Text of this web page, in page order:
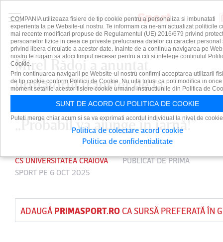
Mirel Rădoi a anunţat
următorul transfer de la
Universitatea Craiova:
„Probabil va ajunge în iarnă!”
CS UNIVERSITATEA CRAIOVA PUBLICAT DEPRIMA
SPORT PE 6 OCT 2025
ADAUGĂ PRIMASPORT.ROCA SURSĂ PREFERATĂ ÎN
COMPANIA utilizeaza fisiere de tip cookie pentru a personaliza si imbunatati
experienta ta pe Website-ul nostru. Te informam ca ne-am actualizat politicile
mai recente modificari propuse de Regulamentul (UE) 2016/679 privind
persoanelor fizice in ceea ce priveste prelucrarea datelor cu caracter personal
privind libera circulatie a acestor date. Inainte de a continua navigarea pe
nostru te rugam sa aloci timpul necesar pentru a citi si intelege continutul
Cookie.
Prin continuarea navigarii pe Website-ul nostru confirmi acceptarea utilizarii
de tip cookie conform Politicii de Cookie. Nu uita totusi ca poti modifica in orice
moment setarile acestor fisiere cookie urmand instructiunile din Politica de
SUNT DE ACORD CU POLITICA DE COOKIE
Puteti merge chiar acum si sa va exprimati acordul individual la nivel de
Politica de colectare acord cookie
Politica de confidentialitate